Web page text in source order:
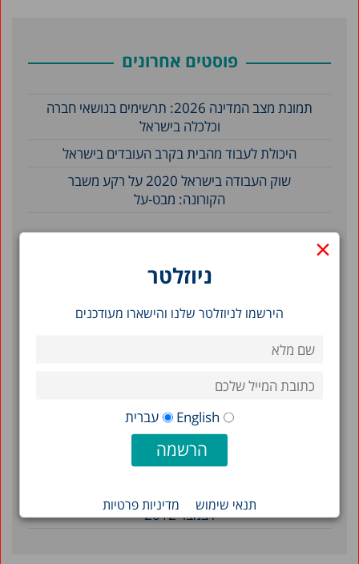
×
ניוזלטר
הירשמו לניוזלטר שלנו והישארו מעודכנים
English עברית
תנאי שימוש מדיניות פרטיות
פוסטים אחרונים
תמונת מצב המדינה 2026: תרשימים בנושאי חברה
וכלכלה בישראל
היכולת לעבוד מהבית בקרב העובדים בישראל
שוק העבודה בישראל 2020 על רקע משבר
הקורונה: מבט-על
דצמבר 2020
נובמבר 2018
אוקטובר 2017
דצמבר 2012